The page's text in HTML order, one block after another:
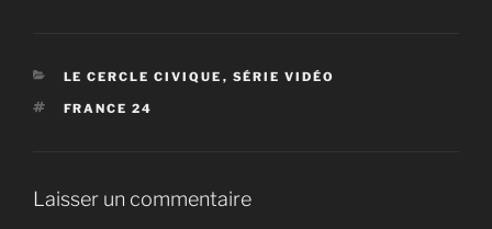
CATÉGORIES
LE CERCLE CIVIQUE , SÉRIE VIDÉO
ÉTIQUETTES
FRANCE 24
Laisser un commentaire